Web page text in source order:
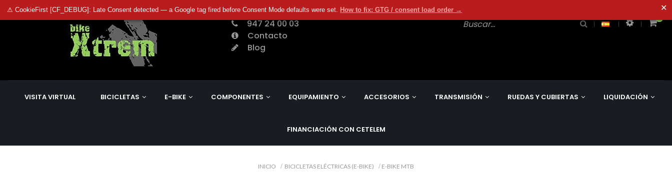
⚠ CookieFirst [CF_DEBUG]: Late Consent detected — a Google tag fired before Consent Mode defaults were set. How to fix: GTG / consent load order → ✕
947 24 00 03
Contacto
Blog
0
0
VISITA VIRTUAL BICICLETAS E-BIKE COMPONENTES EQUIPAMIENTO ACCESORIOS TRANSMISIÓN RUEDAS Y CUBIERTAS LIQUIDACIÓN
FINANCIACIÓN CON CETELEM
INICIO BICICLETAS ELÉCTRICAS (E-BIKE) E-BIKE MTB